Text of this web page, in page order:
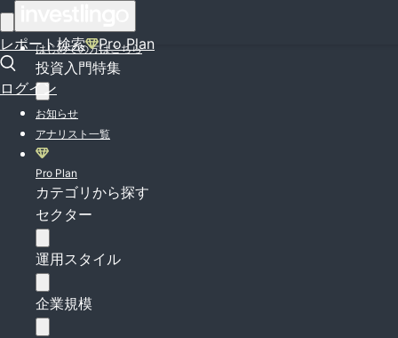
レポート検索 Pro Plan
ログイン
はじめての方はこちら
投資入門特集
お知らせ
アナリスト一覧
Pro Plan
カテゴリから探す
セクター
運用スタイル
企業規模